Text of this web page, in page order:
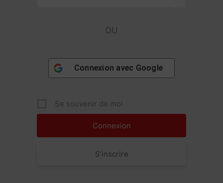
OU
Connexion avec Google
Se souvenir de moi
S’inscrire